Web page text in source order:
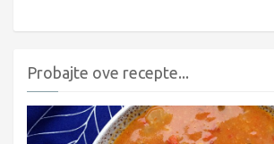
Probajte ove recepte...